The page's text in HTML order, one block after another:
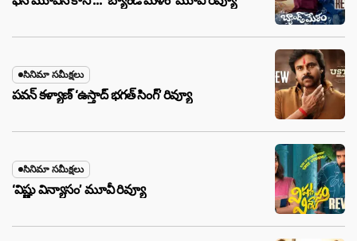
సినిమా సమీక్షలు
పవన్ కళ్యాణ్ ‘ఉస్తాద్ భ‌గ‌త్ సింగ్’ రివ్యూ
సినిమా సమీక్షలు
‘విష్ణు విన్యాసం’ మూవీ రివ్యూ